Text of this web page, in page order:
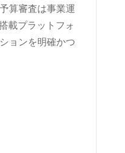
算審査は事業運
載プラットフォ
ョンを明確かつ